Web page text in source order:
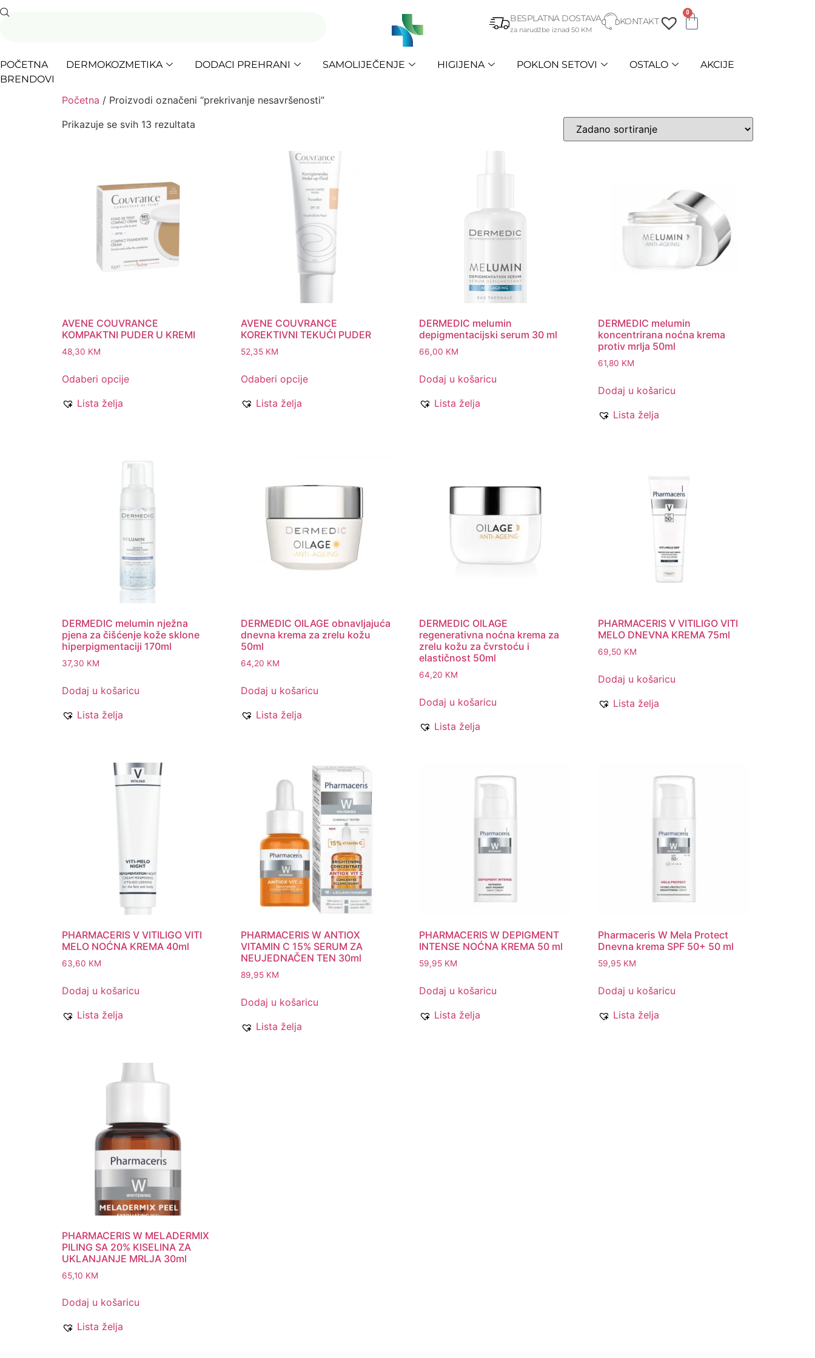
BESPLATNA DOSTAVA
za narudžbe iznad 50 KM
KONTAKT
0
POČETNA DERMOKOZMETIKA DODACI PREHRANI SAMOLIJEČENJE HIGIJENA POKLON SETOVI OSTALO
AKCIJE
BRENDOVI
Početna / Proizvodi označeni “prekrivanje nesavršenosti”
Prikazuje se svih 13 rezultata
AVENE COUVRANCE
KOMPAKTNI PUDER U KREMI
48,30 KM
Odaberi opcije
Lista želja
AVENE COUVRANCE
KOREKTIVNI TEKUĆI PUDER
52,35 KM
Odaberi opcije
Lista želja
DERMEDIC melumin
depigmentacijski serum 30 ml
66,00 KM
Dodaj u košaricu
Lista želja
DERMEDIC melumin
koncentrirana noćna krema
protiv mrlja 50ml
61,80 KM
Dodaj u košaricu
Lista želja
DERMEDIC melumin nježna
pjena za čišćenje kože sklone
hiperpigmentaciji 170ml
37,30 KM
Dodaj u košaricu
Lista želja
DERMEDIC OILAGE obnavljajuća
dnevna krema za zrelu kožu
50ml
64,20 KM
Dodaj u košaricu
Lista želja
DERMEDIC OILAGE
regenerativna noćna krema za
zrelu kožu za čvrstoću i
elastičnost 50ml
64,20 KM
Dodaj u košaricu
Lista želja
PHARMACERIS V VITILIGO VITI
MELO DNEVNA KREMA 75ml
69,50 KM
Dodaj u košaricu
Lista želja
PHARMACERIS V VITILIGO VITI
MELO NOĆNA KREMA 40ml
63,60 KM
Dodaj u košaricu
Lista želja
PHARMACERIS W ANTIOX
VITAMIN C 15% SERUM ZA
NEUJEDNAČEN TEN 30ml
89,95 KM
Dodaj u košaricu
Lista želja
PHARMACERIS W DEPIGMENT
INTENSE NOĆNA KREMA 50 ml
59,95 KM
Dodaj u košaricu
Lista želja
Pharmaceris W Mela Protect
Dnevna krema SPF 50+ 50 ml
59,95 KM
Dodaj u košaricu
Lista želja
PHARMACERIS W MELADERMIX
PILING SA 20% KISELINA ZA
UKLANJANJE MRLJA 30ml
65,10 KM
Dodaj u košaricu
Lista želja